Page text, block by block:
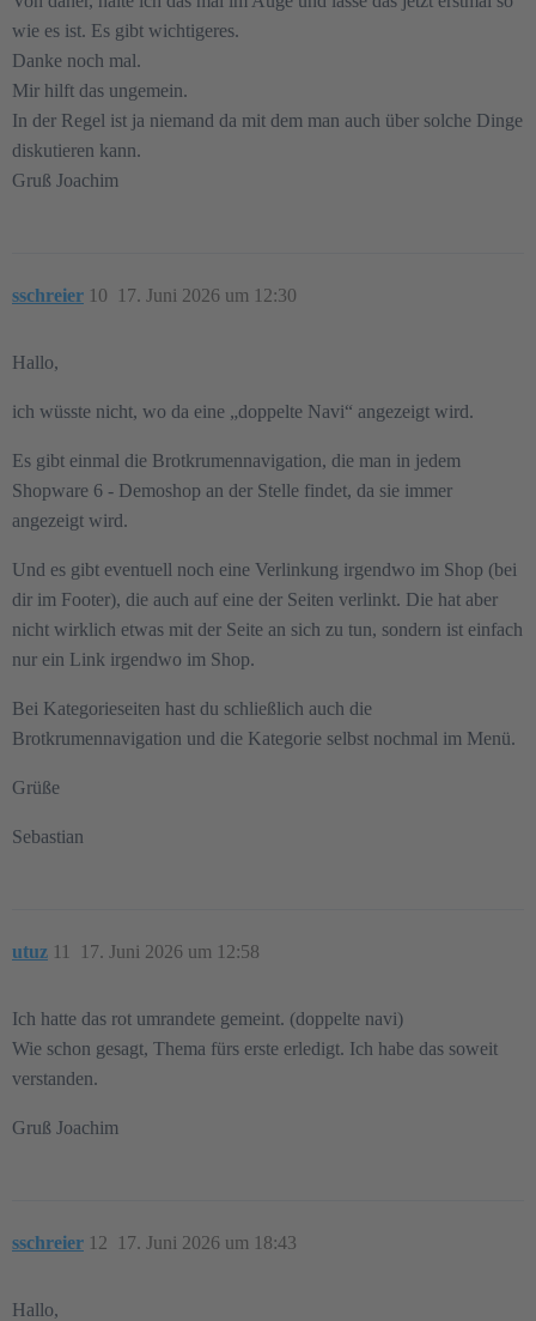
wie es ist. Es gibt wichtigeres.
Danke noch mal.
Mir hilft das ungemein.
In der Regel ist ja niemand da mit dem man auch über solche Dinge
diskutieren kann.
Gruß Joachim
sschreier 17. Juni 2026 um 12:30
10
Hallo,
ich wüsste nicht, wo da eine „doppelte Navi“ angezeigt wird.
Es gibt einmal die Brotkrumennavigation, die man in jedem
Shopware 6 - Demoshop an der Stelle findet, da sie immer
angezeigt wird.
Und es gibt eventuell noch eine Verlinkung irgendwo im Shop (bei
dir im Footer), die auch auf eine der Seiten verlinkt. Die hat aber
nicht wirklich etwas mit der Seite an sich zu tun, sondern ist einfach
nur ein Link irgendwo im Shop.
Bei Kategorieseiten hast du schließlich auch die
Brotkrumennavigation und die Kategorie selbst nochmal im Menü.
Grüße
Sebastian
utuz 17. Juni 2026 um 12:58
11
Ich hatte das rot umrandete gemeint. (doppelte navi)
Wie schon gesagt, Thema fürs erste erledigt. Ich habe das soweit
verstanden.
Gruß Joachim
sschreier 17. Juni 2026 um 18:43
12
Hallo,